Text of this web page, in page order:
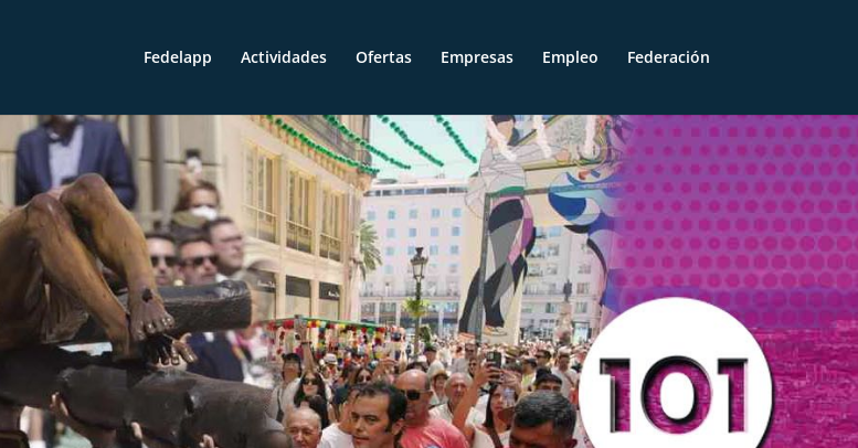
Fedelapp Actividades Ofertas Empresas Empleo Federación